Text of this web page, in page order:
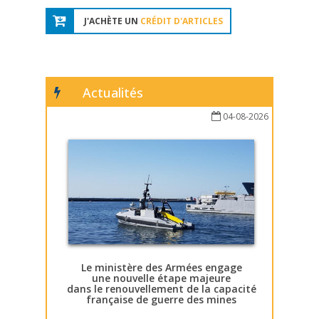
J'ACHÈTE UN CRÉDIT D'ARTICLES
Actualités
04-08-2026
Le ministère des Armées engage
une nouvelle étape majeure
dans le renouvellement de la capacité
française de guerre des mines